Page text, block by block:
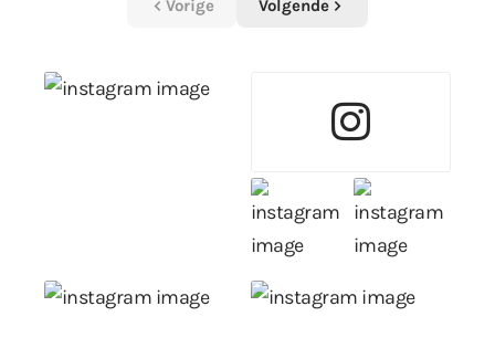
Vorige Volgende